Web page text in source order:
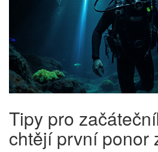
Tipy pro
chtějí první ponor